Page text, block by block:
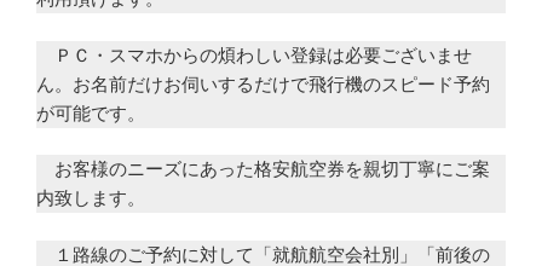
ＰＣ・スマホからの煩わしい登録は必要ございませ
ん。お名前だけお伺いするだけで飛行機のスピード予約
が可能です。
お客様のニーズにあった格安航空券を親切丁寧にご案
内致します。
１路線のご予約に対して「就航航空会社別」「前後の